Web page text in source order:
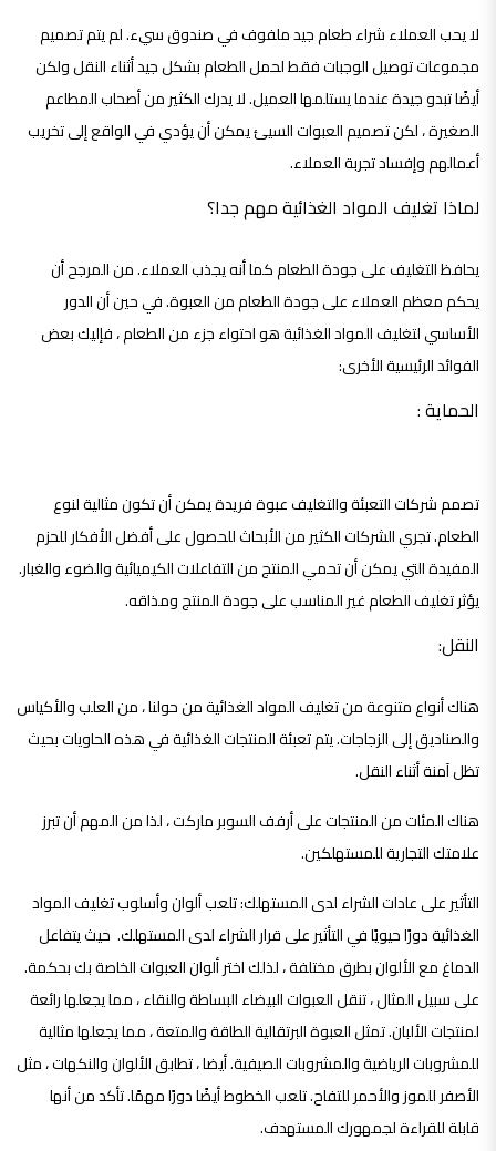
لا يحب العملاء شراء طعام جيد ملفوف في صندوق سيء. لم يتم تصميم
مجموعات توصيل الوجبات فقط لحمل الطعام بشكل جيد أثناء النقل ولكن
أيضًا تبدو جيدة عندما يستلمها العميل. لا يدرك الكثير من أصحاب المطاعم
الصغيرة ، لكن تصميم العبوات السيئ يمكن أن يؤدي في الواقع إلى تخريب
أعمالهم وإفساد تجربة العملاء.
لماذا تغليف المواد الغذائية مهم جدا؟
يحافظ التغليف على جودة الطعام كما أنه يجذب العملاء. من المرجح أن
يحكم معظم العملاء على جودة الطعام من العبوة. في حين أن الدور
الأساسي لتغليف المواد الغذائية هو احتواء جزء من الطعام ، فإليك بعض
الفوائد الرئيسية الأخرى:
الحماية :
تصمم شركات التعبئة والتغليف عبوة فريدة يمكن أن تكون مثالية لنوع
الطعام. تجري الشركات الكثير من الأبحاث للحصول على أفضل الأفكار للحزم
المفيدة التي يمكن أن تحمي المنتج من التفاعلات الكيميائية والضوء والغبار.
يؤثر تغليف الطعام غير المناسب على جودة المنتج ومذاقه.
النقل:
هناك أنواع متنوعة من تغليف المواد الغذائية من حولنا ، من العلب والأكياس
والصناديق إلى الزجاجات. يتم تعبئة المنتجات الغذائية في هذه الحاويات بحيث
تظل آمنة أثناء النقل.
هناك المئات من المنتجات على أرفف السوبر ماركت ، لذا من المهم أن تبرز
علامتك التجارية للمستهلكين.
التأثير على عادات الشراء لدى المستهلك: تلعب ألوان وأسلوب تغليف المواد
الغذائية دورًا حيويًا في التأثير على قرار الشراء لدى المستهلك. حيث يتفاعل
الدماغ مع الألوان بطرق مختلفة ، لذلك اختر ألوان العبوات الخاصة بك بحكمة.
على سبيل المثال ، تنقل العبوات البيضاء البساطة والنقاء ، مما يجعلها رائعة
لمنتجات الألبان. تمثل العبوة البرتقالية الطاقة والمتعة ، مما يجعلها مثالية
للمشروبات الرياضية والمشروبات الصيفية. أيضا ، تطابق الألوان والنكهات ، مثل
الأصفر للموز والأحمر للتفاح. تلعب الخطوط أيضًا دورًا مهمًا. تأكد من أنها
قابلة للقراءة لجمهورك المستهدف.